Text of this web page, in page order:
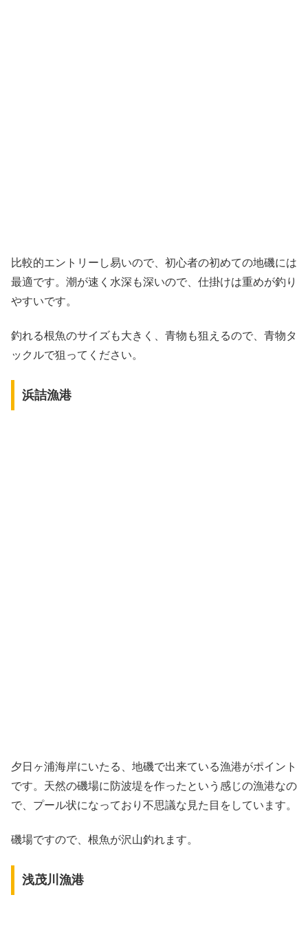
比較的エントリーし易いので、初心者の初めての地磯には
最適です。潮が速く水深も深いので、仕掛けは重めが釣り
やすいです。
釣れる根魚のサイズも大きく、青物も狙えるので、青物タ
ックルで狙ってください。
浜詰漁港
夕日ヶ浦海岸にいたる、地磯で出来ている漁港がポイント
です。天然の磯場に防波堤を作ったという感じの漁港なの
で、プール状になっており不思議な見た目をしています。
磯場ですので、根魚が沢山釣れます。
浅茂川漁港